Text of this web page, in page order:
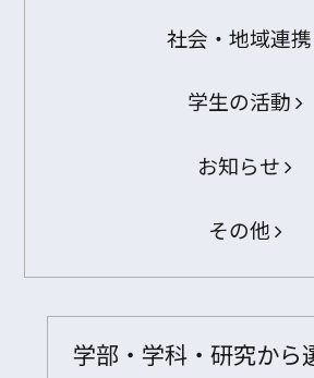
社会・地域連携
学生の活動
お知らせ
その他
学部・学科・研究から